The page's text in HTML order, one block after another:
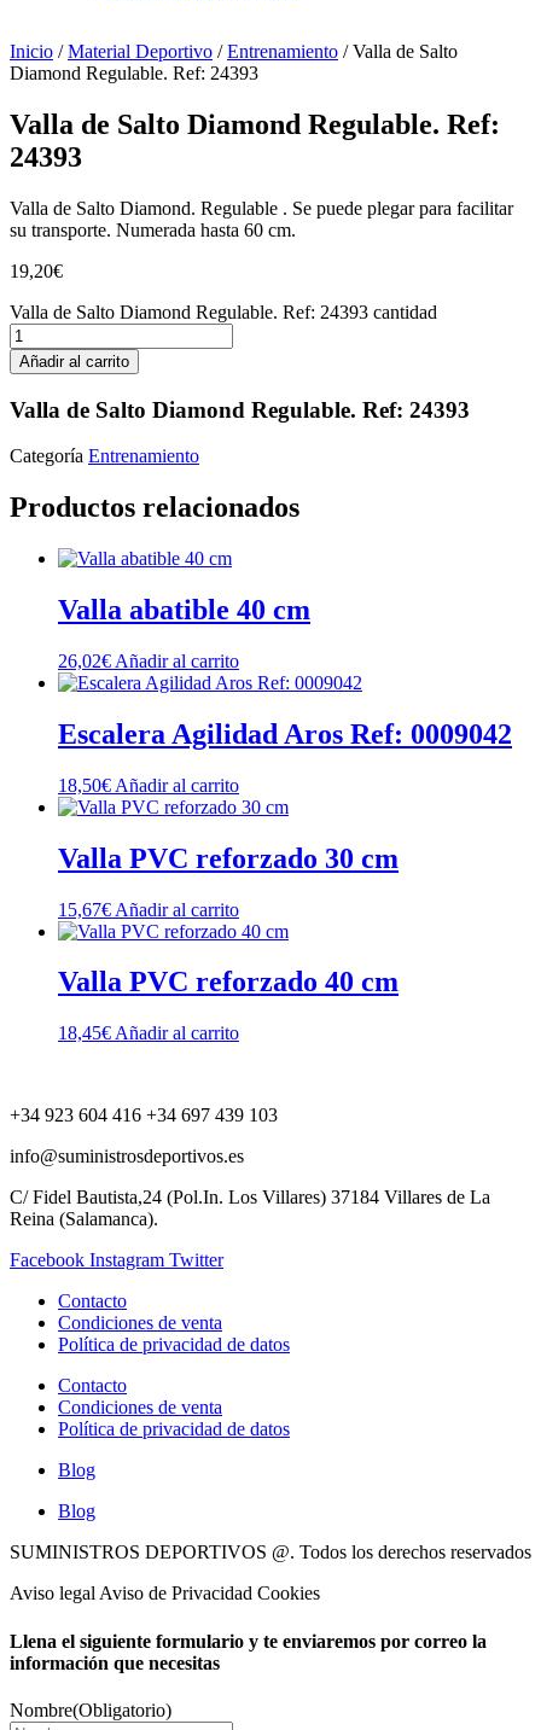
Inicio /Material Deportivo /Entrenamiento / Valla de Salto
Diamond Regulable. Ref: 24393
Valla de Salto Diamond Regulable. Ref:
24393
Valla de Salto Diamond. Regulable . Se puede plegar para facilitar
su transporte. Numerada hasta 60 cm.
19,20€
Valla de Salto Diamond Regulable. Ref: 24393 cantidad
Añadir al carrito
Valla de Salto Diamond Regulable. Ref: 24393
Categoría Entrenamiento
Productos relacionados
Valla abatible 40 cm
26,02€ Añadir al carrito
Escalera Agilidad Aros Ref: 0009042
18,50€ Añadir al carrito
Valla PVC reforzado 30 cm
15,67€ Añadir al carrito
Valla PVC reforzado 40 cm
18,45€ Añadir al carrito
+34 923 604 416 +34 697 439 103
info@suministrosdeportivos.es
C/ Fidel Bautista,24 (Pol.In. Los Villares) 37184 Villares de La
Reina (Salamanca).
Facebook Instagram Twitter
Contacto
Condiciones de venta
Política de privacidad de datos
Contacto
Condiciones de venta
Política de privacidad de datos
Blog
Blog
SUMINISTROS DEPORTIVOS @. Todos los derechos reservados
Aviso legal Aviso de Privacidad Cookies
Llena el siguiente formulario y te enviaremos por correo la
información que necesitas
Nombre(Obligatorio)